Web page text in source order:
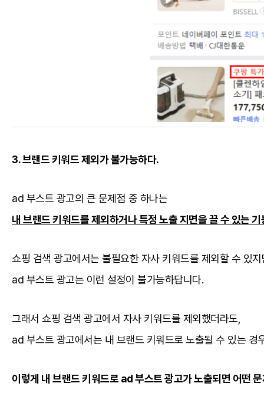
3. 브랜드 키워드 제외가 불가능하다.
ad 부스트 광고의 큰 문제점 중 하나는
내 브랜드 키워드를 제외하거나 특정 노출 지면을 끌 수 있는 기
쇼핑 검색 광고에서는 불필요한 자사 키워드를 제외할 수 있지
ad 부스트 광고는 이런 설정이 불가능하답니다.
그래서 쇼핑 검색 광고에서 자사 키워드를 제외했더라도,
ad 부스트 광고에서는 내 브랜드 키워드로 노출될 수 있는 경
이렇게 내 브랜드 키워드로 ad 부스트 광고가 노출되면 어떤